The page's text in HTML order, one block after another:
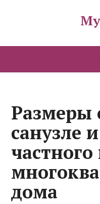
Размеры
санузле
частного
дома